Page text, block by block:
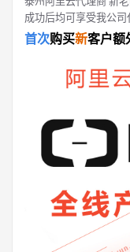
成功后均可享受我公司
首次购买新客户额